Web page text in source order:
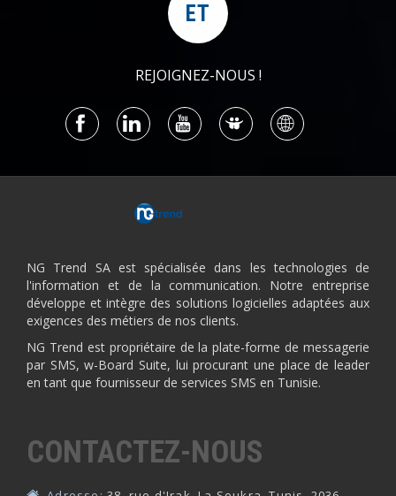
ET
REJOIGNEZ-NOUS !
NG Trend SA est spécialisée dans les technologies de
l'information et de la communication. Notre entreprise
développe et intègre des solutions logicielles adaptées aux
exigences des métiers de nos clients.
NG Trend est propriétaire de la plate-forme de messagerie
par SMS, w-Board Suite, lui procurant une place de leader
en tant que fournisseur de services SMS en Tunisie.
CONTACTEZ-NOUS